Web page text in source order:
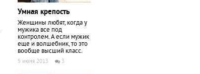
Умная крепость
Женщины любят, когда у
мужика все под
контролем. А если мужик
еще и волшебник, то это
вообще высший класс.
5 июня 2013 3